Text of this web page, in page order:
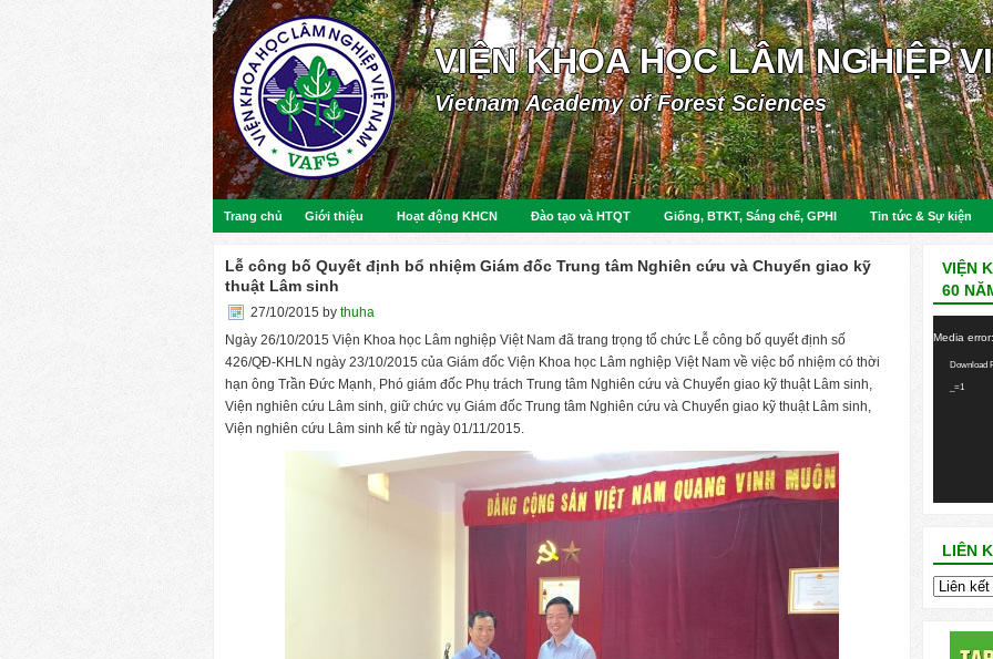
VIỆN KHOA HỌC LÂM NGHIỆP
Vietnam Academy of Forest Sciences
Trang chủ Giới thiệu Hoạt động KHCN Đào tạo và HTQT Giống, BTKT, Sáng chế, GPHI Tin tức & Sự kiện
Lễ công bố Quyết định bổ nhiệm Giám đốc Trung tâm Nghiên cứu và Chuyển giao kỹ
thuật Lâm sinh
27/10/2015 by thuha
Ngày 26/10/2015 Viện Khoa học Lâm nghiệp Việt Nam đã trang trọng tổ chức Lễ công bố quyết định số
426/QĐ-KHLN ngày 23/10/2015 của Giám đốc Viện Khoa học Lâm nghiệp Việt Nam về việc bổ nhiệm có thời
hạn ông Trần Đức Mạnh, Phó giám đốc Phụ trách Trung tâm Nghiên cứu và Chuyển giao kỹ thuật Lâm sinh,
Viện nghiên cứu Lâm sinh, giữ chức vụ Giám đốc Trung tâm Nghiên cứu và Chuyển giao kỹ thuật Lâm sinh,
Viện nghiên cứu Lâm sinh kể từ ngày 01/11/2015.
VIỆN
60
Media
Download
_=1
LIÊN